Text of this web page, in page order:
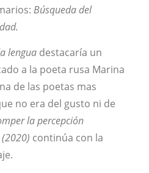
Búsqueda del
lengua destacaría un
a la poeta rusa Marina
de las poetas mas
no era del gusto ni de
la percepción
continúa con la